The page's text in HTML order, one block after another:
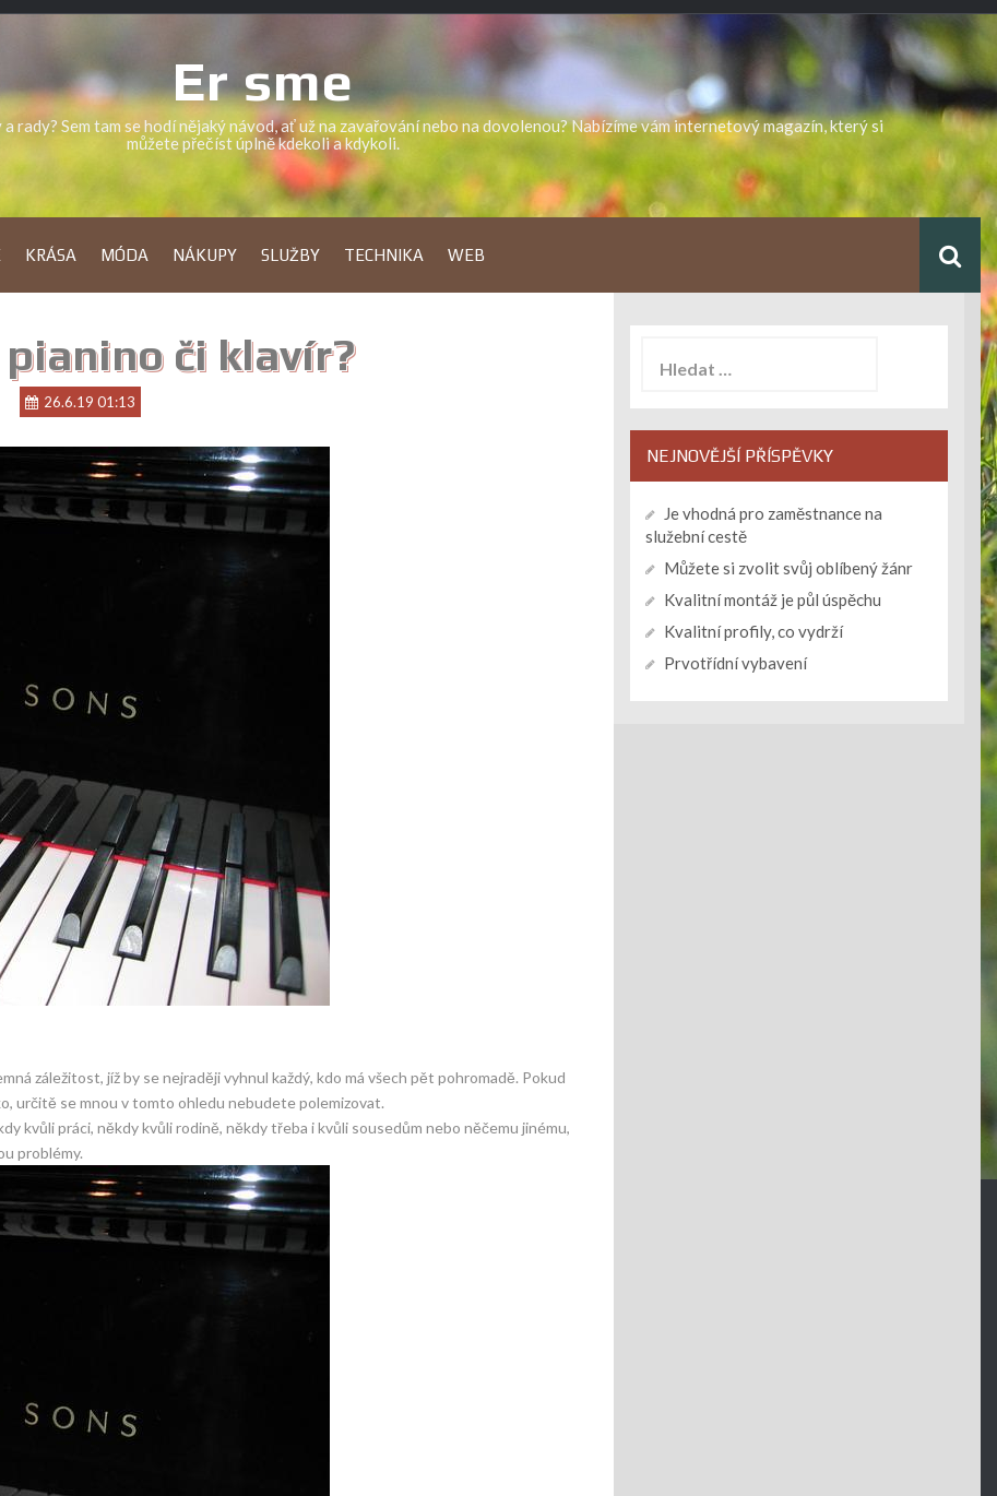
Er sme
Sem tam se hodí nějaký návod, ať už na zavařování nebo na dovolenou? Nabízíme vám internetový magazín, který si
můžete přečíst úplně kdekoli a kdykoli.
KRÁSA MÓDA NÁKUPY SLUŽBY TECHNIKA WEB
či klavír?
26.6.19 01:13
záležitost, jíž by se nejraději vyhnul každý, kdo má všech pět pohromadě. Pokud
určitě se mnou v tomto ohledu nebudete polemizovat.
kvůli práci, někdy kvůli rodině, někdy třeba i kvůli sousedům nebo něčemu jinému,
problémy.
NEJNOVĚJŠÍ PŘÍSPĚVKY
Je vhodná pro zaměstnance na
služební cestě
Můžete si zvolit svůj oblíbený žánr
Kvalitní montáž je půl úspěchu
Kvalitní profily, co vydrží
Prvotřídní vybavení